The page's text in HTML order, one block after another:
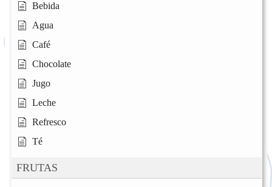
Bebida
Agua
Café
Chocolate
Jugo
Leche
Refresco
Té
FRUTAS